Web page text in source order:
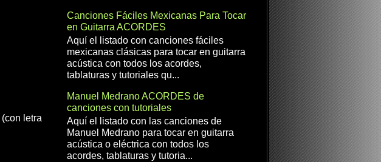
(con letra
Canciones Fáciles Mexicanas Para Tocar
en Guitarra ACORDES
Aquí el listado con canciones fáciles
mexicanas clásicas para tocar en guitarra
acústica con todos los acordes,
tablaturas y tutoriales qu...
Manuel Medrano ACORDES de
canciones con tutoriales
Aquí el listado con las canciones de
Manuel Medrano para tocar en guitarra
acústica o eléctrica con todos los
acordes, tablaturas y tutoria...